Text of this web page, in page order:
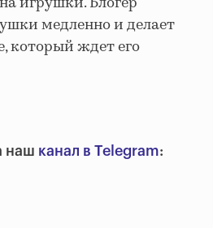
медленно и делает
который ждет его
наш канал в Telegram: